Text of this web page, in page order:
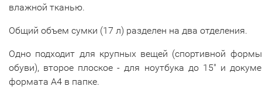
влажной тканью.
Общий объем сумки (17 л) разделен на два отделения.
Одно подходит для крупных вещей (спортивной
обуви), второе плоское - для ноутбука до 15" и
формата А4 в папке.